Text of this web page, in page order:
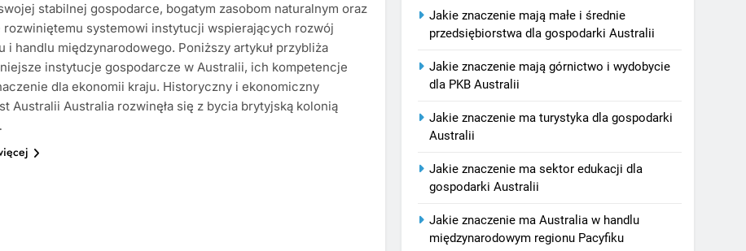
stabilnej gospodarce, bogatym zasobom naturalnym oraz
rozwiniętemu systemowi instytucji wspierających rozwój
i handlu międzynarodowego. Poniższy artykuł przybliża
instytucje gospodarcze w Australii, ich kompetencje
dla ekonomii kraju. Historyczny i ekonomiczny
Australii Australia rozwinęła się z bycia brytyjską kolonią
Jakie znaczenie mają małe i średnie
przedsiębiorstwa dla gospodarki Australii
Jakie znaczenie mają górnictwo i wydobycie
dla PKB Australii
Jakie znaczenie ma turystyka dla gospodarki
Australii
Jakie znaczenie ma sektor edukacji dla
gospodarki Australii
Jakie znaczenie ma Australia w handlu
międzynarodowym regionu Pacyfiku